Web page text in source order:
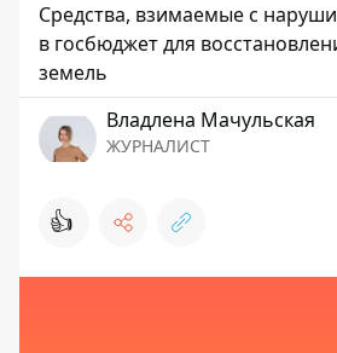
Средства, взимаемые с
в госбюджет для
земель
Владлена Мачульская
ЖУРНАЛИСТ
👍